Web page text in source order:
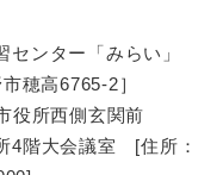
センター「みらい」
穂高6765-2］
役所西側玄関前
4階大会議室 [住所：